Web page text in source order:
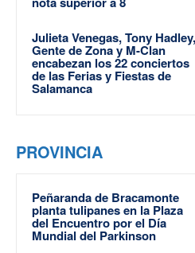
Julieta Venegas, Tony Hadley,
Gente de Zona y M-Clan
encabezan los 22 conciertos
de las Ferias y Fiestas de
Salamanca
PROVINCIA
Peñaranda de Bracamonte
planta tulipanes en la Plaza
del Encuentro por el Día
Mundial del Parkinson